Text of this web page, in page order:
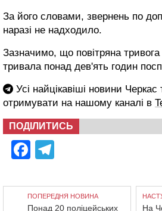
За його словами, звернень по
наразі не надходило.
Зазначимо, що повітряна
тривала понад дев'ять годин
Усі найцікавіші новини
отримувати на нашому каналі в
ПОДІЛИТИСЬ
Facebook
ПОПЕРЕДНЯ НОВИНА
Понад 20 поліцейських
На